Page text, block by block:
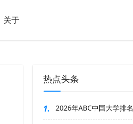
关于
热点头条
1. 2026年ABC中国大学排名